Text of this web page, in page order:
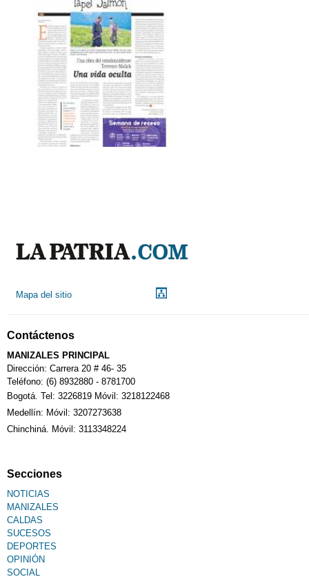
Mapa del sitio
Contáctenos
MANIZALES PRINCIPAL
Dirección: Carrera 20 # 46- 35
Teléfono: (6) 8932880 - 8781700
Bogotá. Tel: 3226819 Móvil: 3218122468
Medellín: Móvil: 3207273638
Chinchiná. Móvil: 3113348224
Secciones
NOTICIAS
MANIZALES
CALDAS
SUCESOS
DEPORTES
OPINIÓN
SOCIAL